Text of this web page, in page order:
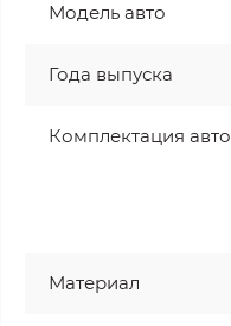
Модель авто
Года выпуска
Комплектация авто
Материал